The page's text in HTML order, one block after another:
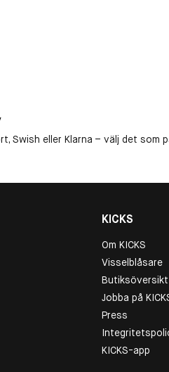
Swish eller Klarna – välj det som
KICKS
Om KICKS
Visselblåsare
Butiksöversikt
Jobba på
Press
KICKS-app